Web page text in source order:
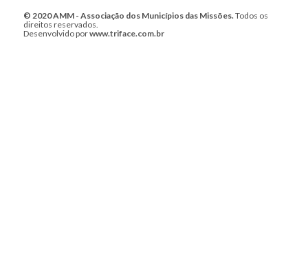
© 2020 AMM - Associação dos Municípios das Missões. Todos os
direitos reservados.
Desenvolvido porwww.triface.com.br